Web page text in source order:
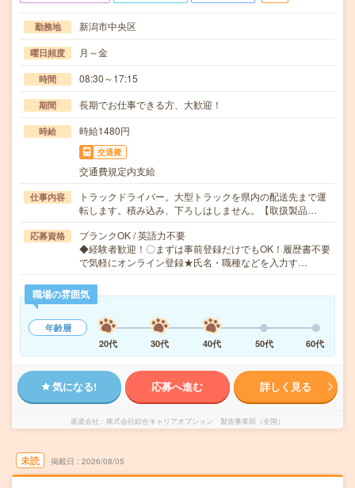
勤務地 新潟市中央区
曜日頻度 月～金
時間 08:30～17:15
期間 長期でお仕事できる方、大歓迎！
時給 時給1480円
交通費
交通費規定内支給
仕事内容
トラックドライバー。大型トラックを県内の配送先まで運
転します。積み込み、下ろしはしません。【取扱製品…
応募資格
ブランクOK / 英語力不要
◆経験者歓迎！〇まずは事前登録だけでもOK！履歴書不要
で気軽にオンライン登録★氏名・職種などを入力す…
職場の雰囲気
年齢層
20代
30代 40代 50代 60代
気になる! 応募へ進む 詳しく見る
派遣会社 株式会社綜合キャリアオプション 製造事業部（全国）
未読 掲載日 2026/08/05